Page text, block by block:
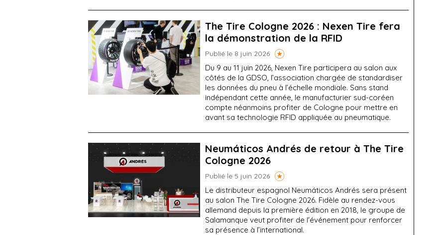
The Tire Cologne 2026 : Nexen Tire fera
la démonstration de la RFID
Publié le 8 juin 2026
Du 9 au 11 juin 2026, Nexen Tire participera au salon aux
côtés de la GDSO, l’association chargée de standardiser
les données du pneu à l’échelle mondiale. Sans stand
indépendant cette année, le manufacturier sud-coréen
compte néanmoins profiter de Cologne pour mettre en
avant sa technologie RFID appliquée au pneumatique.
Neumáticos Andrés de retour à The Tire
Cologne 2026
Publié le 5 juin 2026
Le distributeur espagnol Neumáticos Andrés sera présent
au salon The Tire Cologne 2026. Fidèle au rendez-vous
allemand depuis la première édition en 2018, le groupe de
Salamanque veut profiter de l'événement pour renforcer
sa présence à l’international.